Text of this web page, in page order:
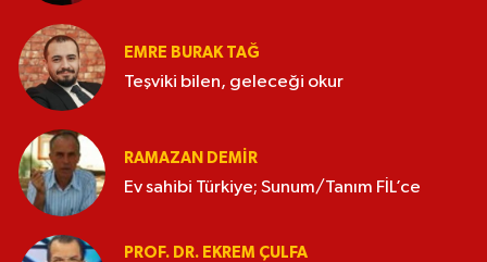
EMRE BURAK TAĞ
Teşviki bilen, geleceği okur
RAMAZAN DEMİR
Ev sahibi Türkiye; Sunum/Tanım FİL’ce
PROF. DR. EKREM ÇULFA